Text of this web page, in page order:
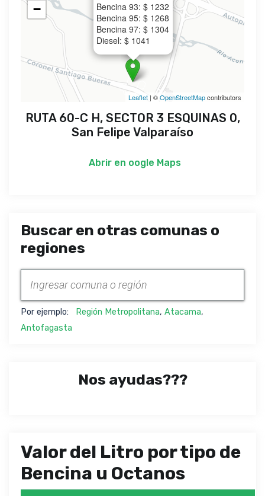
Bencina 93: $ 1232
Bencina 95: $ 1268
Bencina 97: $ 1304
Diesel: $ 1041
−
Leaflet | ©OpenStreetMapcontributors
RUTA 60-C H, SECTOR 3 ESQUINAS 0,
San Felipe Valparaíso
Abrir en oogle Maps
Buscar en otras comunas o
regiones
Por ejemplo: Región Metropolitana, Atacama,
Antofagasta
Nos ayudas???
Valor del Litro por tipo de
Bencina u Octanos